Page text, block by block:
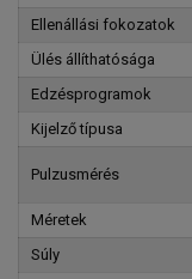
Ellenállási fokozatok
Ülés állíthatósága
Edzésprogramok
Kijelző típusa
Pulzusmérés
Méretek
Súly